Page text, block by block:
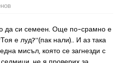
да си семеен. Още по-срамно е
е луд?”(пак нали).. И аз така
мисъл, която се загнезди с